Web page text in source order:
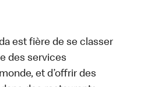
est fière de se classer
des services
et d’offrir des